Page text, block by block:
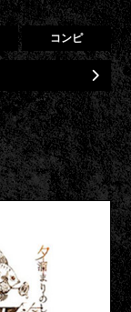
コンピ